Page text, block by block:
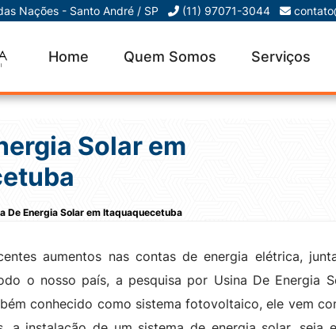
Nações - Santo André / SP (11) 97071-3044
Home Quem Somos Serviços
Solar em
De Energia Solar em Itaquaquecetuba
aumentos nas contas de energia elétrica,
o nosso país, a pesquisa por Usina De Energia
conhecido como sistema fotovoltaico, ele vem